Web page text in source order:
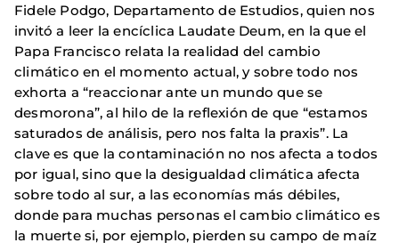
Fidele Podgo, Departamento de Estudios, quien nos
invitó a leer la encíclica Laudate Deum, en la que el
Papa Francisco relata la realidad del cambio
climático en el momento actual, y sobre todo nos
exhorta a “reaccionar ante un mundo que se
desmorona”, al hilo de la reflexión de que “estamos
saturados de análisis, pero nos falta la praxis”. La
clave es que la contaminación no nos afecta a todos
por igual, sino que la desigualdad climática afecta
sobre todo al sur, a las economías más débiles,
donde para muchas personas el cambio climático es
la muerte si, por ejemplo, pierden su campo de maíz